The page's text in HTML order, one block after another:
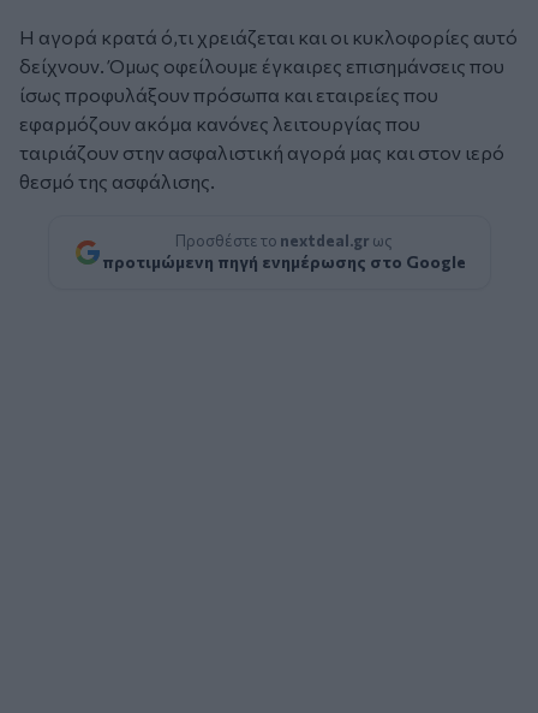
Η αγορά κρατά ό,τι χρειάζεται και οι κυκλοφορίες αυτό
δείχνουν. Όμως οφείλουμε έγκαιρες επισημάνσεις που
ίσως προφυλάξουν πρόσωπα και εταιρείες που
εφαρμόζουν ακόμα κανόνες λειτουργίας που
ταιριάζουν στην ασφαλιστική αγορά μας και στον ιερό
θεσμό της ασφάλισης.
Προσθέστε το nextdeal.gr ως
προτιμώμενη πηγή ενημέρωσης στο Google